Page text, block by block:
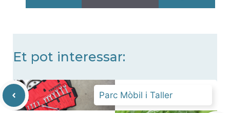
Et pot interessar:
Parc Mòbil i Taller